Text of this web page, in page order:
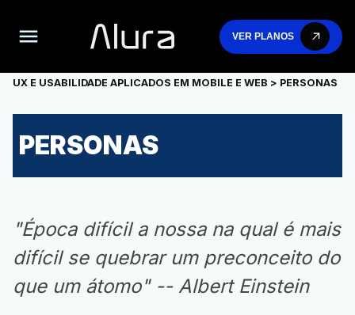
VER PLANOS
UX E USABILIDADE APLICADOS EM MOBILE E WEB > PERSONAS
PERSONAS
"Época difícil a nossa na qual é mais
difícil se quebrar um preconceito do
que um átomo" -- Albert Einstein